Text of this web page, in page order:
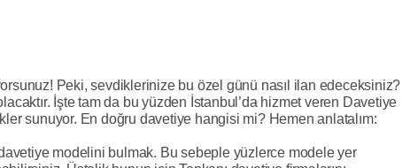
Peki, sevdiklerinize bu özel günü nasıl ilan edeceksiniz?
İşte tam da bu yüzden İstanbul’da hizmet veren Davetiye
sunuyor. En doğru davetiye hangisi mi? Hemen anlatalım:
davetiye modelini bulmak. Bu sebeple yüzlerce modele yer